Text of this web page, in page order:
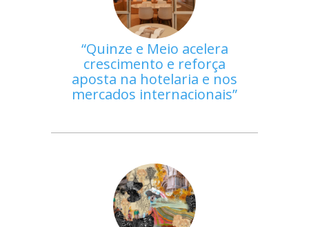
Quinze e Meio acelera
crescimento e reforça
aposta na hotelaria e nos
mercados internacionais